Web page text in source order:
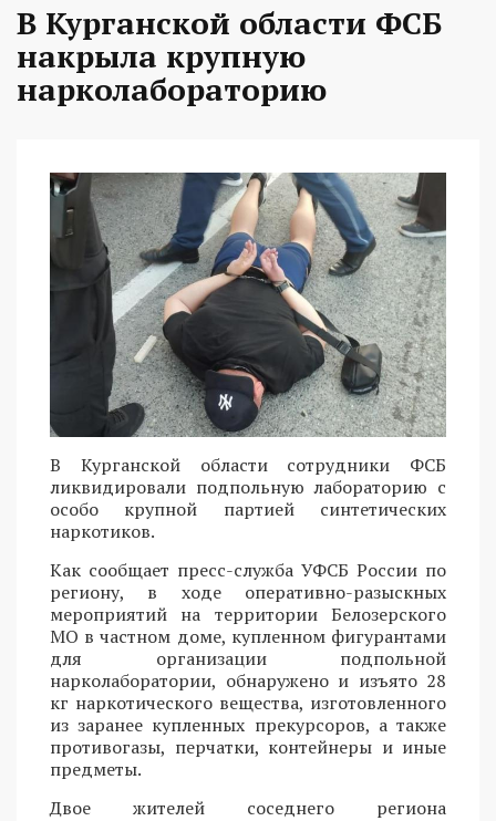
В Курганской области ФСБ
накрыла крупную
нарколабораторию
В Курганской области сотрудники ФСБ
ликвидировали подпольную лабораторию с
особо крупной партией синтетических
наркотиков.
Как сообщает пресс-служба УФСБ России по
региону, в ходе оперативно-разыскных
мероприятий на территории Белозерского
МО в частном доме, купленном фигурантами
для организации подпольной
нарколаборатории, обнаружено и изъято 28
кг наркотического вещества, изготовленного
из заранее купленных прекурсоров, а также
противогазы, перчатки, контейнеры и иные
предметы.
Двое жителей соседнего региона